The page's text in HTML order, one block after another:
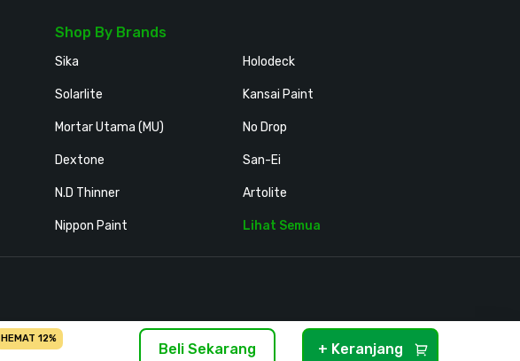
HEMAT 12%
Beli Sekarang + Keranjang
Shop By Brands
Sika
Solarlite
Mortar Utama (MU)
Dextone
N.D Thinner
Nippon Paint
Holodeck
Kansai Paint
No Drop
San-Ei
Artolite
Lihat Semua